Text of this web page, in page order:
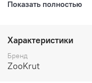
чем агрессивнее
Показать полностью
Характеристики
Бренд
ZooKrut